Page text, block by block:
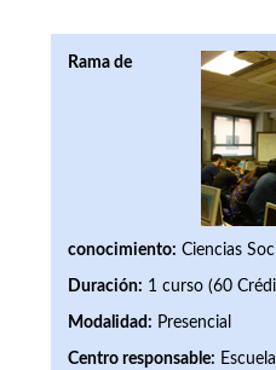
Rama de
conocimiento: Ciencias
Duración: 1 curso (60
Modalidad: Presencial
Centro responsable: